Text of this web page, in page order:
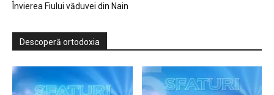
Învierea Fiului văduvei din Nain
Descoperă ortodoxia